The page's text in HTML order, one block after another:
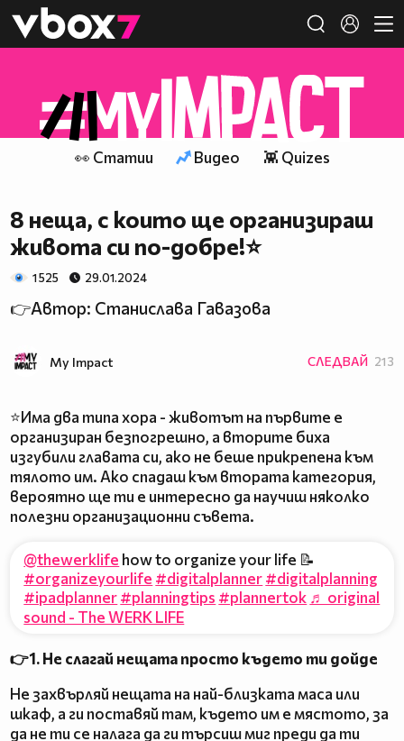
👾
👀 Статии Видео 👾 Quizes
8 неща, с които ще организираш
живота си по-добре!⭐
1 525 29.01.2024
👉Автор: Станислава Гавазова
My Impact СЛЕДВАЙ 213
⭐Има два типа хора - животът на първите е
организиран безпогрешно, а вторите биха
изгубили главата си, ако не беше прикрепена към
тялото им. Ако спадаш към втората категория,
вероятно ще ти е интересно да научиш няколко
полезни организационни съвета.
@thewerklife how to organize your life 📝
#organizeyourlife #digitalplanner#digitalplanning
#ipadplanner#planningtips #plannertok ♬ original
sound - The WERK LIFE
👉1. Не слагай нещата просто където ти дойде
Не захвърляй нещата на най-близката маса или
шкаф, а ги поставяй там, където им е мястото, за
да не ти се налага да ги търсиш миг преди да ти